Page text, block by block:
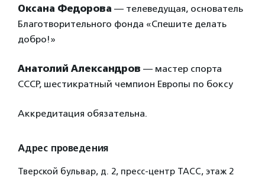
Оксана Федорова — телеведущая, основатель
Благотворительного фонда «Спешите делать
добро!»
Анатолий Александров — мастер спорта
СССР, шестикратный чемпион Европы по боксу
Аккредитация обязательна.
Адрес проведения
Тверской бульвар, д. 2, пресс-центр ТАСС, этаж 2